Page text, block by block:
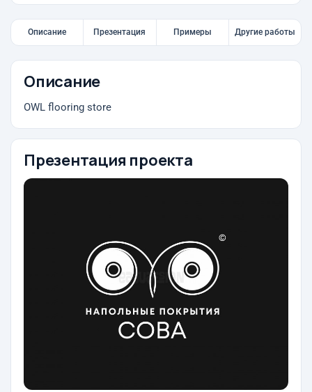
Описание Презентация Примеры Другие работы
Описание
OWL flooring store
Презентация проекта